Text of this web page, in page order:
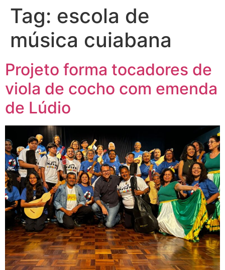
Tag: escola de
música cuiabana
Projeto forma tocadores de
viola de cocho com emenda
de Lúdio